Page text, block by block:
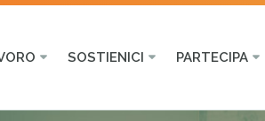
SOSTIENICI PARTECIPA